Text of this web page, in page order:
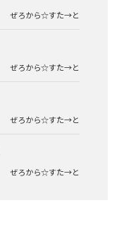
ぜろから☆すた→と
ぜろから☆すた→と
ぜろから☆すた→と
ぜろから☆すた→と